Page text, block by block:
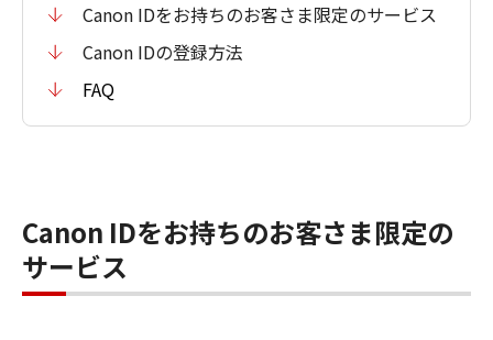
Canon IDをお持ちのお客さま限定のサービス
Canon IDの登録方法
FAQ
Canon IDをお持ちのお客さま限定の
サービス